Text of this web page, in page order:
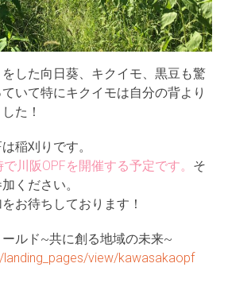
した向日葵、キクイモ、黒豆も驚
いて特にキクイモは自分の背より
た！
稲刈りです。
川阪OPFを開催する予定です。 そ
ください。
お待ちしております！
ルド~共に創る地域の未来~
view/kawasakaopf